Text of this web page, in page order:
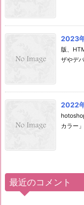
2023
版、
ザやデ
2022
カラー
最近のコメント